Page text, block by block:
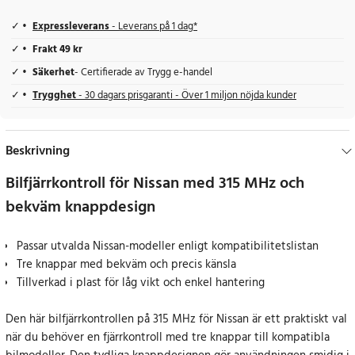
Expressleverans- Leverans på 1 dag*
Frakt 49 kr
Säkerhet- Certifierade av Trygg e-handel
Trygghet- 30 dagars prisgaranti - Över 1 miljon nöjda kunder
Beskrivning
Bilfjärrkontroll för Nissan med 315 MHz och
bekväm knappdesign
Passar utvalda Nissan-modeller enligt kompatibilitetslistan
Tre knappar med bekväm och precis känsla
Tillverkad i plast för låg vikt och enkel hantering
Den här bilfjärrkontrollen på 315 MHz för Nissan är ett praktiskt val
när du behöver en fjärrkontroll med tre knappar till kompatibla